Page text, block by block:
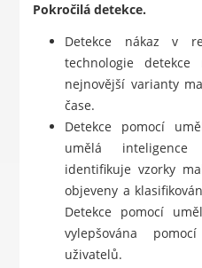
Pokročilá detekce.
Detekce nákaz v
technologie detekce
nejnovější varianty
čase.
Detekce pomocí
umělá
identifikuje vzorky
objeveny a
Detekce pomocí
vylepšována
uživatelů.